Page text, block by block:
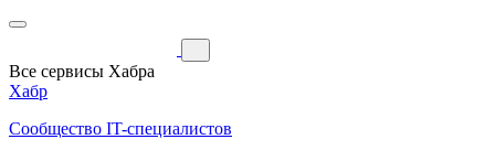
Все сервисы Хабра
Хабр
Сообщество IT-специалистов